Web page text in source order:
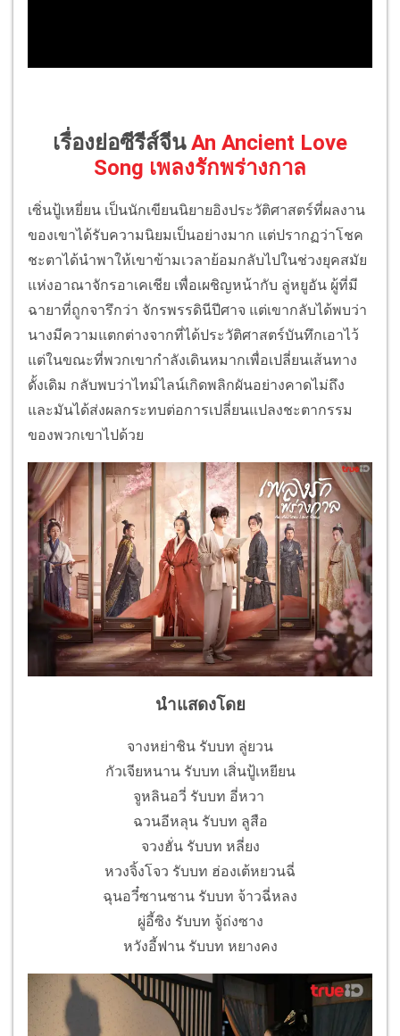
เรื่องย่อซีรีส์จีนAn Ancient Love
Song เพลงรักพร่างกาล
เซิ่นปู้เหยี่ยน เป็นนักเขียนนิยายอิงประวัติศาสตร์ที่ผลงาน
ของเขาได้รับความนิยมเป็นอย่างมาก แต่ปรากฏว่าโชค
ชะตาได้นำพาให้เขาข้ามเวลาย้อมกลับไปในช่วงยุคสมัย
แห่งอาณาจักรอาเคเชีย เพื่อเผชิญหน้ากับ ลู่หยูอัน ผู้ที่มี
ฉายาที่ถูกจารึกว่า จักรพรรดินีปีศาจ แต่เขากลับได้พบว่า
นางมีความแตกต่างจากที่ได้ประวัติศาสตร์บันทึกเอาไว้
แต่ในขณะที่พวกเขากำลังเดินหมากเพื่อเปลี่ยนเส้นทาง
ดั้งเดิม กลับพบว่าไทม์ไลน์เกิดพลิกผันอย่างคาดไม่ถึง
และมันได้ส่งผลกระทบต่อการเปลี่ยนแปลงชะตากรรม
ของพวกเขาไปด้วย
นำแสดงโดย
จางหย่าชิน รับบท ลู่ยวน
กัวเจียหนาน รับบท เสิ่นปู้เหยียน
จูหลินอวี่ รับบท อี่หวา
ฉวนอีหลุน รับบท ลูสือ
จวงฮั่น รับบท หลี่ยง
หวงจิ้งโจว รับบท ฮ่องเต้หยวนฉี่
ฉุนอวี๋ซานซาน รับบท จ้าวฉี่หลง
ผู่อี้ซิง รับบท จู้ถ่งซาง
หวังอี้ฟาน รับบท หยางคง